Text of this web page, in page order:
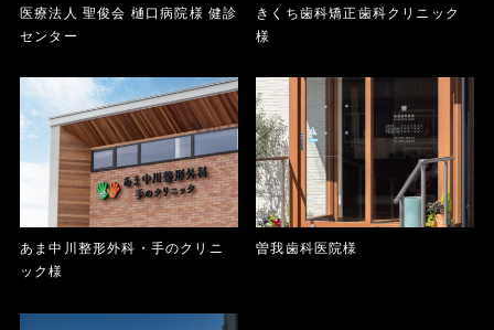
医療法人 聖俊会 樋口病院様 健診
センター
きくち歯科矯正歯科クリニック
様
あま中川整形外科・手のクリニ
ック様
曽我歯科医院様